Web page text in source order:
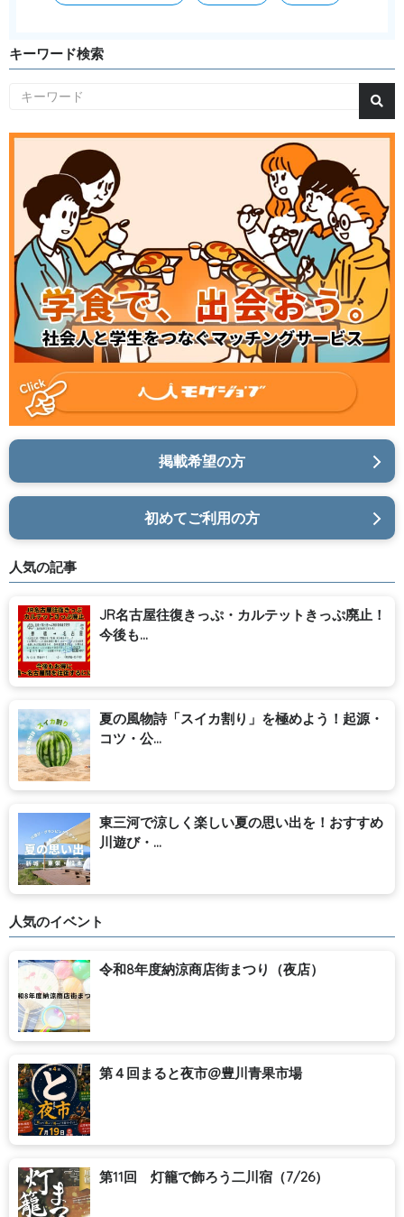
キーワード検索
掲載希望の方
初めてご利用の方
人気の記事
JR名古屋往復きっぷ・カルテットきっぷ廃止！
今後も...
夏の風物詩「スイカ割り」を極めよう！起源・
コツ・公...
東三河で涼しく楽しい夏の思い出を！おすすめ
川遊び・...
人気のイベント
令和8年度納涼商店街まつり（夜店）
第４回まると夜市@豊川青果市場
第11回 灯籠で飾ろう二川宿（7/26）